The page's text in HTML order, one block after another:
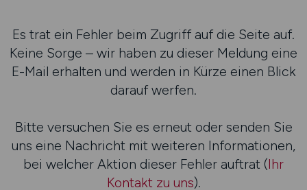
Es trat ein Fehler beim Zugriff auf die Seite auf.
Keine Sorge – wir haben zu dieser Meldung eine
E-Mail erhalten und werden in Kürze einen Blick
darauf werfen.
Bitte versuchen Sie es erneut oder senden Sie
uns eine Nachricht mit weiteren Informationen,
bei welcher Aktion dieser Fehler auftrat (Ihr
Kontakt zu uns).